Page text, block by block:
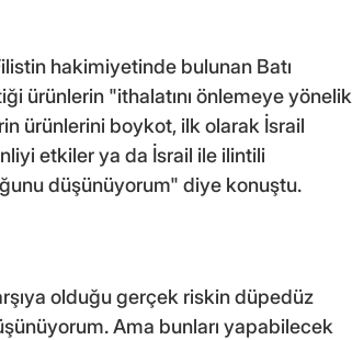
hakimiyetinde bulunan Batı
ürünlerin "ithalatını önlemeye yönelik
ürünlerini boykot, ilk olarak İsrail
etkiler ya da İsrail ile ilintili
düşünüyorum" diye konuştu.
olduğu gerçek riskin düpedüz
Ama bunları yapabilecek